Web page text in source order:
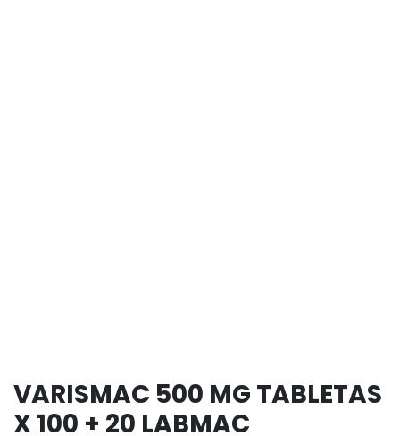
VARISMAC 500 MG TABLETAS
X 100 + 20 LABMAC